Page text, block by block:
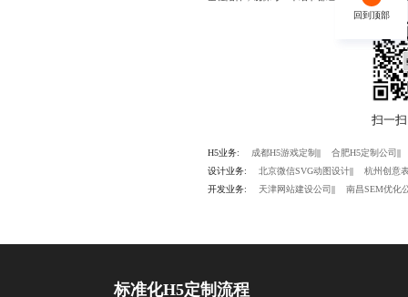
H5业务: 成都H5游戏定制|| 合肥H5定制公司||
设计业务:
北京微信SVG动图设计||
杭州创意
开发业务:
天津网站建设公司|| 南昌SEM优化
回到顶部
回到顶部
标准化H5定制流程